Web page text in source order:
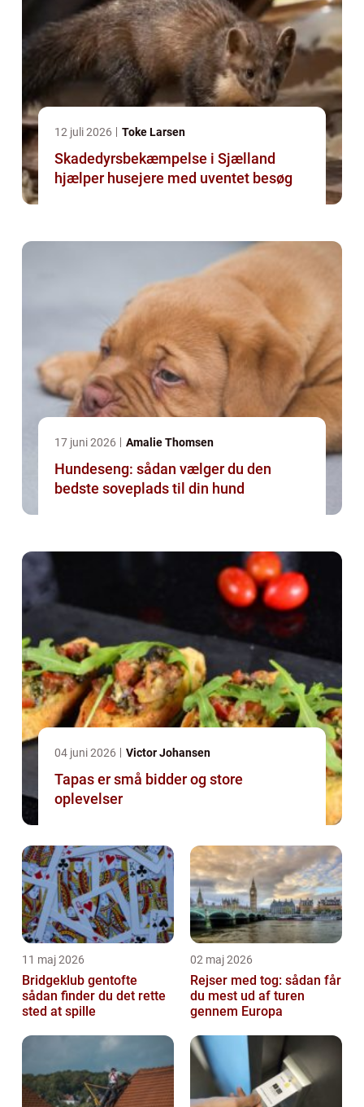
12 juli 2026 Toke Larsen
Skadedyrsbekæmpelse i Sjælland
hjælper husejere med uventet besøg
17 juni 2026 Amalie Thomsen
Hundeseng: sådan vælger du den
bedste soveplads til din hund
04 juni 2026 Victor Johansen
Tapas er små bidder og store
oplevelser
11 maj 2026
Bridgeklub gentofte
sådan finder du det rette
sted at spille
02 maj 2026
Rejser med tog: sådan får
du mest ud af turen
gennem Europa